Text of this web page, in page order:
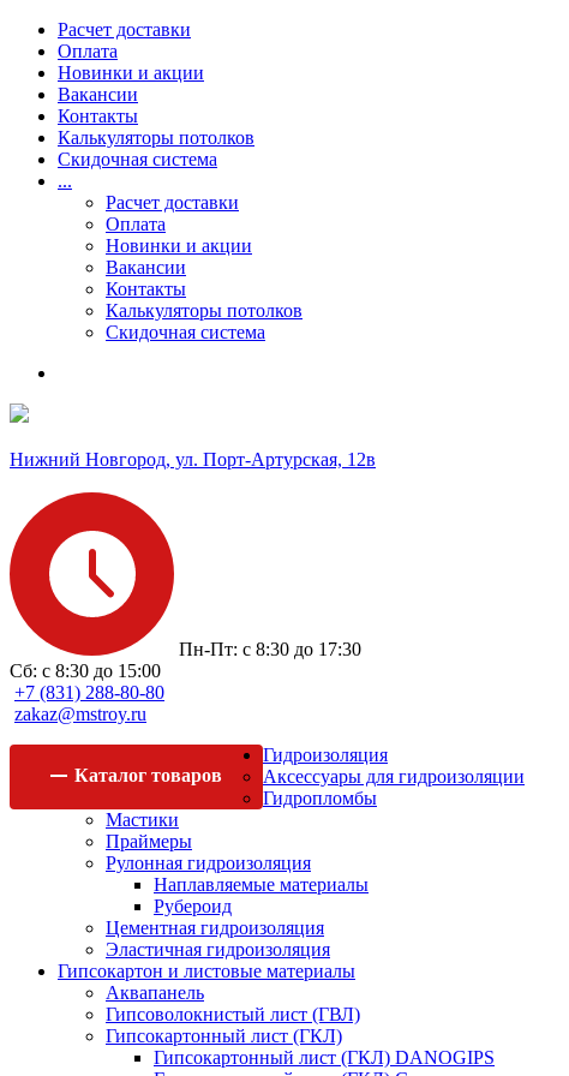
Расчет доставки
Оплата
Новинки и акции
Вакансии
Контакты
Калькуляторы потолков
Скидочная система
...
Расчет доставки
Оплата
Новинки и акции
Вакансии
Контакты
Калькуляторы потолков
Скидочная система
Нижний Новгород, ул. Порт-Артурская, 12в
Пн-Пт: с 8:30 до 17:30
Сб: с 8:30 до 15:00
+7 (831) 288-80-80
zakaz@mstroy.ru
Каталог товаров
Гидроизоляция
Аксессуары для гидроизоляции
Гидропломбы
Мастики
Праймеры
Рулонная гидроизоляция
Наплавляемые материалы
Рубероид
Цементная гидроизоляция
Эластичная гидроизоляция
Гипсокартон и листовые материалы
Аквапанель
Гипсоволокнистый лист (ГВЛ)
Гипсокартонный лист (ГКЛ)
Гипсокартонный лист (ГКЛ) DANOGIPS